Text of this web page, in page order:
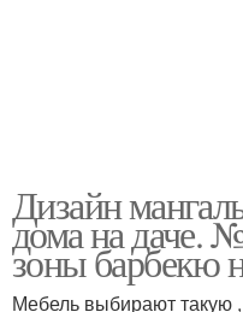
Дизайн
дома на даче.
зоны барбекю
Мебель выбирают такую